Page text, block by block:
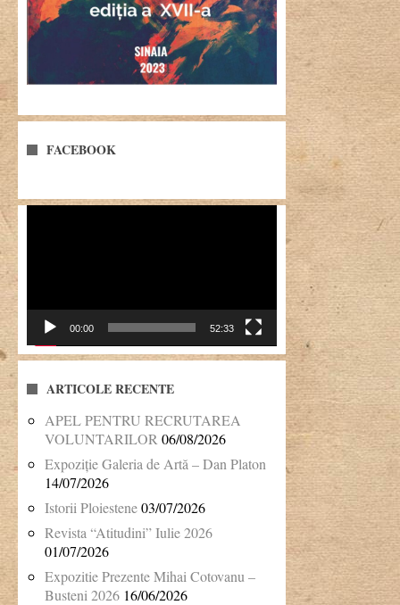
FACEBOOK
00:00 52:33
ARTICOLE RECENTE
APEL PENTRU RECRUTAREA
VOLUNTARILOR06/08/2026
Expoziție Galeria de Artă – Dan Platon
14/07/2026
Istorii Ploiestene03/07/2026
Revista “Atitudini” Iulie 2026
01/07/2026
Expozitie Prezente Mihai Cotovanu –
Busteni 2026 16/06/2026